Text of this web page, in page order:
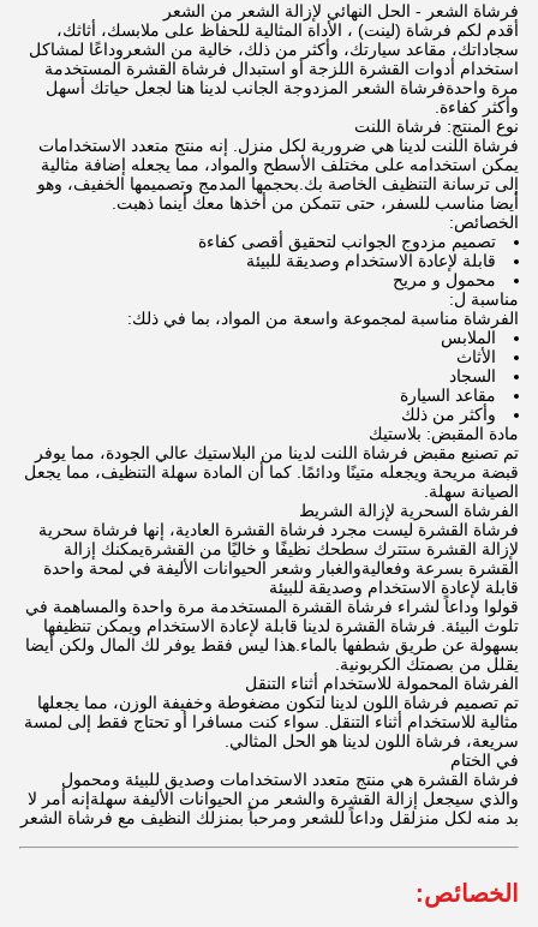
فرشاة الشعر - الحل النهائي لإزالة الشعر من الشعر
أقدم لكم فرشاة (لينت) ، الأداة المثالية للحفاظ على ملابسك، أثاثك،
سجاداتك، مقاعد سيارتك، وأكثر من ذلك، خالية من الشعروداعًا لمشاكل
استخدام أدوات القشرة اللزجة أو استبدال فرشاة القشرة المستخدمة
مرة واحدةفرشاة الشعر المزدوجة الجانب لدينا هنا لجعل حياتك أسهل
وأكثر كفاءة.
نوع المنتج: فرشاة اللنت
فرشاة اللنت لدينا هي ضرورية لكل منزل. إنه منتج متعدد الاستخدامات
يمكن استخدامه على مختلف الأسطح والمواد، مما يجعله إضافة مثالية
إلى ترسانة التنظيف الخاصة بك.بحجمها المدمج وتصميمها الخفيف، وهو
أيضا مناسب للسفر، حتى تتمكن من أخذها معك أينما ذهبت.
الخصائص:
تصميم مزدوج الجوانب لتحقيق أقصى كفاءة
قابلة لإعادة الاستخدام وصديقة للبيئة
محمول و مريح
مناسبة ل:
الفرشاة مناسبة لمجموعة واسعة من المواد، بما في ذلك:
الملابس
الأثاث
السجاد
مقاعد السيارة
وأكثر من ذلك
مادة المقبض: بلاستيك
تم تصنيع مقبض فرشاة اللنت لدينا من البلاستيك عالي الجودة، مما يوفر
قبضة مريحة ويجعله متينًا ودائمًا. كما أن المادة سهلة التنظيف، مما يجعل
الصيانة سهلة.
الفرشاة السحرية لإزالة الشريط
فرشاة القشرة ليست مجرد فرشاة القشرة العادية، إنها فرشاة سحرية
لإزالة القشرة ستترك سطحك نظيفًا و خاليًا من القشرةيمكنك إزالة
القشرة بسرعة وفعاليةوالغبار وشعر الحيوانات الأليفة في لمحة واحدة
قابلة لإعادة الاستخدام وصديقة للبيئة
قولوا وداعاً لشراء فرشاة القشرة المستخدمة مرة واحدة والمساهمة في
تلوث البيئة. فرشاة القشرة لدينا قابلة لإعادة الاستخدام ويمكن تنظيفها
بسهولة عن طريق شطفها بالماء.هذا ليس فقط يوفر لك المال ولكن أيضا
يقلل من بصمتك الكربونية.
الفرشاة المحمولة للاستخدام أثناء التنقل
تم تصميم فرشاة اللون لدينا لتكون مضغوطة وخفيفة الوزن، مما يجعلها
مثالية للاستخدام أثناء التنقل. سواء كنت مسافرا أو تحتاج فقط إلى لمسة
سريعة، فرشاة اللون لدينا هو الحل المثالي.
في الختام
فرشاة القشرة هي منتج متعدد الاستخدامات وصديق للبيئة ومحمول
والذي سيجعل إزالة القشرة والشعر من الحيوانات الأليفة سهلةإنه أمر لا
بد منه لكل منزلقل وداعاً للشعر ومرحباً بمنزلك النظيف مع فرشاة الشعر
الخصائص: